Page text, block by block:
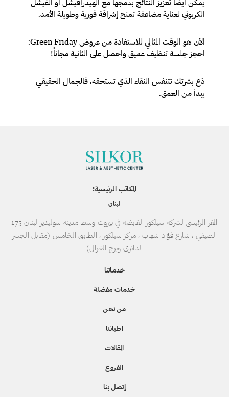
الكربوني لعناية مضاعفة تمنح إشراقة فورية وطويلة الأمد.
الآن هو الوقت المثالي للاستفادة من عروض Green Friday:
احجز جلسة تنظيف عميق واحصل على الثانية مجاناً!
دَع بشرتك تتنفس النقاء الذي تستحقه، فالجمال الحقيقي
يبدأ من العمق.
المكاتب الرئيسية:
لبنان
المقر الرئيسي لشركة سيلكور القابضة في بيروت وسط مدينة سوليدير لبنان 175
الصيفي ، شارع فؤاد شهاب ، مركز سيلكور ، الطابق الخامس (مقابل الجسر
الدائري وبرج الغزال)
خدماتنا
خدمات مفضلة
من نحن
اطبائنا
المقالات
الفروع
إتصل بنا